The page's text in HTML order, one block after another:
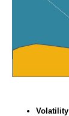
Volatility